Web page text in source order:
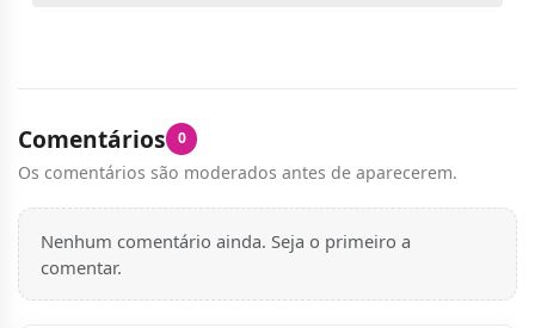
Comentários 0
Os comentários são moderados antes de aparecerem.
Nenhum comentário ainda. Seja o primeiro a
comentar.